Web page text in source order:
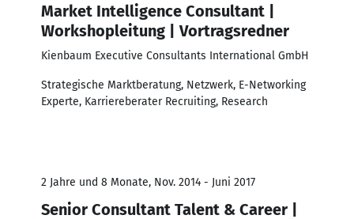
Market Intelligence Consultant |
Workshopleitung | Vortragsredner
Kienbaum Executive Consultants International GmbH
Strategische Marktberatung, Netzwerk, E-Networking
Experte, Karriereberater Recruiting, Research
2 Jahre und 8 Monate, Nov. 2014 - Juni 2017
Senior Consultant Talent & Career |